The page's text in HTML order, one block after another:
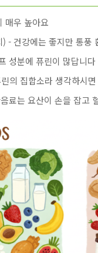
매우 높아요
- 건강에는 좋지만 통풍
성분에 퓨린이 많답니다
의 집합소라 생각하시
료는 요산이 손을 잡고